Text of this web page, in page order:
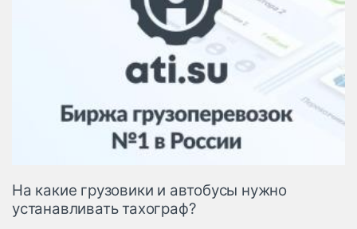
На какие грузовики и автобусы нужно
устанавливать тахограф?